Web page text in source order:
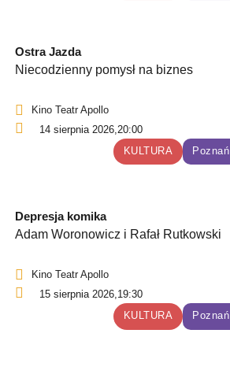
Ostra Jazda
Niecodzienny pomysł na biznes
Kino Teatr Apollo
14 sierpnia 2026, 20:00
KULTURA
Poznań
Depresja komika
Adam Woronowicz i Rafał Rutkowski
Kino Teatr Apollo
15 sierpnia 2026,19:30
KULTURA
Poznań